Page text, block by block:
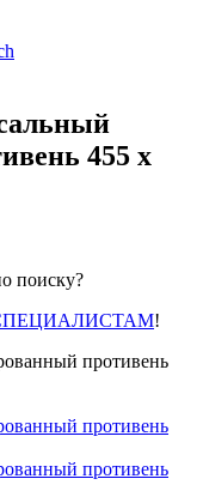
455 x
поиску?
!